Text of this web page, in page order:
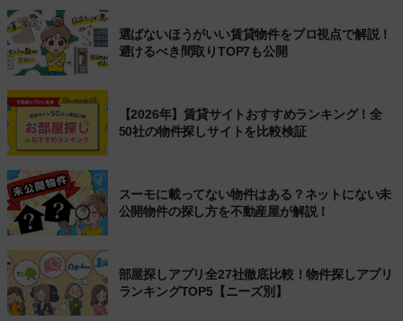
選ばないほうがいい賃貸物件をプロ視点で解説！
避けるべき間取りTOP7も公開
【2026年】賃貸サイトおすすめランキング！全
50社の物件探しサイトを比較検証
スーモに載ってない物件はある？ネットにない未
公開物件の探し方を不動産屋が解説！
部屋探しアプリ全27社徹底比較！物件探しアプリ
ランキングTOP5【ニーズ別】